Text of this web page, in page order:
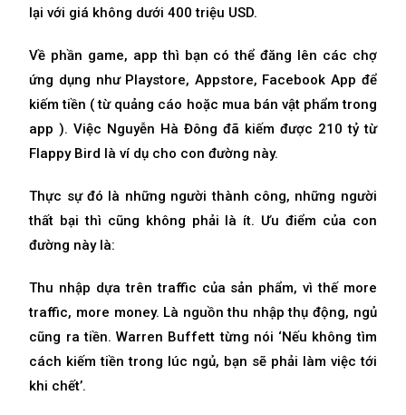
lại với giá không dưới 400 triệu USD.
Về phần game, app thì bạn có thể đăng lên các chợ
ứng dụng như Playstore, Appstore, Facebook App để
kiếm tiền ( từ quảng cáo hoặc mua bán vật phẩm trong
app ). Việc Nguyễn Hà Đông đã kiếm được 210 tỷ từ
Flappy Bird là ví dụ cho con đường này.
Thực sự đó là những người thành công, những người
thất bại thì cũng không phải là ít. Ưu điểm của con
đường này là:
Thu nhập dựa trên traffic của sản phẩm, vì thế more
traffic, more money. Là nguồn thu nhập thụ động, ngủ
cũng ra tiền. Warren Buffett từng nói ‘Nếu không tìm
cách kiếm tiền trong lúc ngủ, bạn sẽ phải làm việc tới
khi chết’.